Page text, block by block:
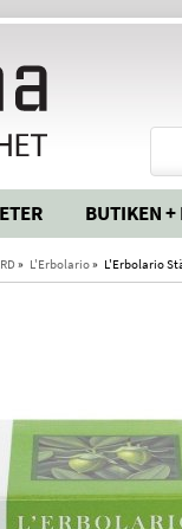
BUTIKEN +
» L'Erbolario» L'Erbolario